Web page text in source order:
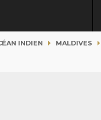
INDIEN MALDIVES